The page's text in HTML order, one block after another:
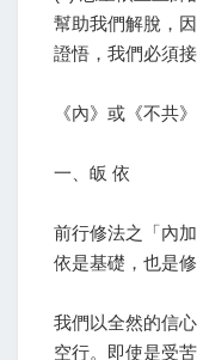
幫助我們解脫，
證悟，我們必須
《內》或《不共
一、皈 依
前行修法之「內
依是基礎，也是修
我們以全然的信
空行。即使是受